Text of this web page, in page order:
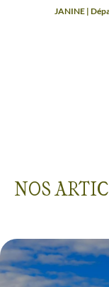
animaux
JANINE |
NOS